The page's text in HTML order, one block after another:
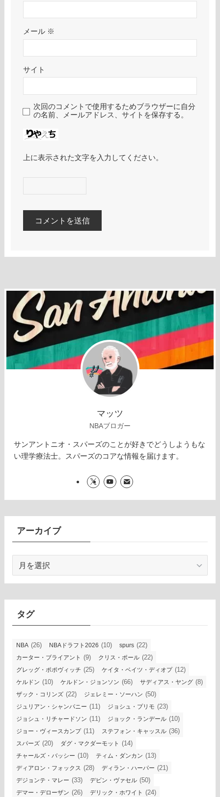
メール ※
サイト
次回のコメントで使用するためブラウザーに自分
の名前、メールアドレス、サイトを保存する。
上に表示された文字を入力してください。
マッツ
NBAブロガー
サンアントニオ・スパーズのことが好きでどうしようもな
い理学療法士。スパーズのコアな情報を届けます。
アーカイブ
カ
タグ
NBA (26) NBAドラフト2026 (10) spurs (22)
カーター・ブライアント (9) クリス・ポール (22)
グレッグ・ポポヴィッチ (25) ケイタ・ベイツ・ディオプ(12)
ケルドン (10) ケルドン・ジョンソン (66) サディアス・ヤング (8)
ザック・コリンズ (22) ジェレミー・ソーハン (50)
ジュリアン・シャンパニー (11) ジョシュ・プリモ (23)
ジョシュ・リチャードソン (11) ジョック・ランデール (10)
ジョー・ヴィースカンプ(11) ステフォン・キャッスル (36)
スパーズ (20) ダグ・マクダーモット (14)
チャールズ・バッシー (10) ティム・ダンカン (13)
ディアロン・フォックス (28) ディラン・ハーパー (21)
デジョンテ・マレー (33) デビン・ヴァセル (50)
デマー・デローザン (26) デリック・ホワイト (24)